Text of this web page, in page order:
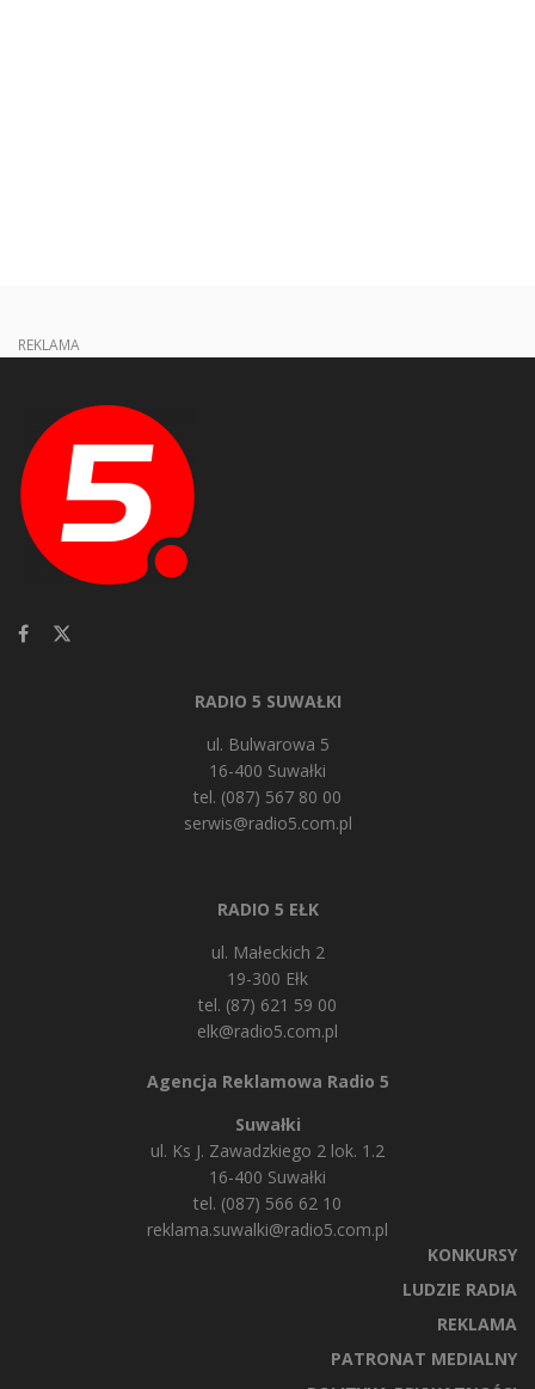
REKLAMA
RADIO 5 SUWAŁKI
ul. Bulwarowa 5
16-400 Suwałki
tel. (087) 567 80 00
serwis@radio5.com.pl
RADIO 5 EŁK
ul. Małeckich 2
19-300 Ełk
tel. (87) 621 59 00
elk@radio5.com.pl
Agencja Reklamowa Radio 5
Suwałki
ul. Ks J. Zawadzkiego 2 lok. 1.2
16-400 Suwałki
tel. (087) 566 62 10
reklama.suwalki@radio5.com.pl
KONKURSY
LUDZIE RADIA
REKLAMA
PATRONAT MEDIALNY